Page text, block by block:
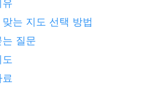
유
는 지도 선택 방법
질문